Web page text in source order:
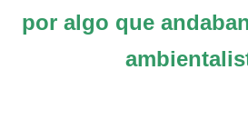
por algo que